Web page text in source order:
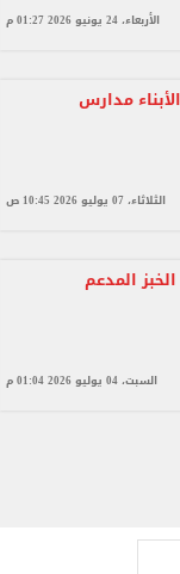
الأربعاء، 24 يونيو 2026 01:27 م
مدارس
الثلاثاء، 07 يوليو 2026 10:45 ص
المدعم
السبت، 04 يوليو 2026 01:04 م